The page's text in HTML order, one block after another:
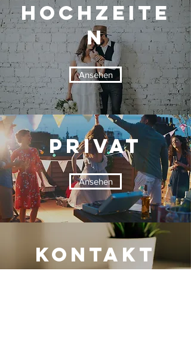
Hochzeite
n
Ansehen
Privat
Ansehen
KONTAKT